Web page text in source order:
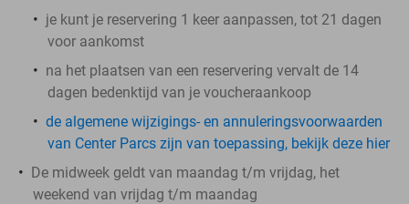
je kunt je reservering 1 keer aanpassen, tot 21 dagen
voor aankomst
na het plaatsen van een reservering vervalt de 14
dagen bedenktijd van je voucheraankoop
de algemene wijzigings- en annuleringsvoorwaarden
van Center Parcs zijn van toepassing, bekijk deze hier
De midweek geldt van maandag t/m vrijdag, het
weekend van vrijdag t/m maandag